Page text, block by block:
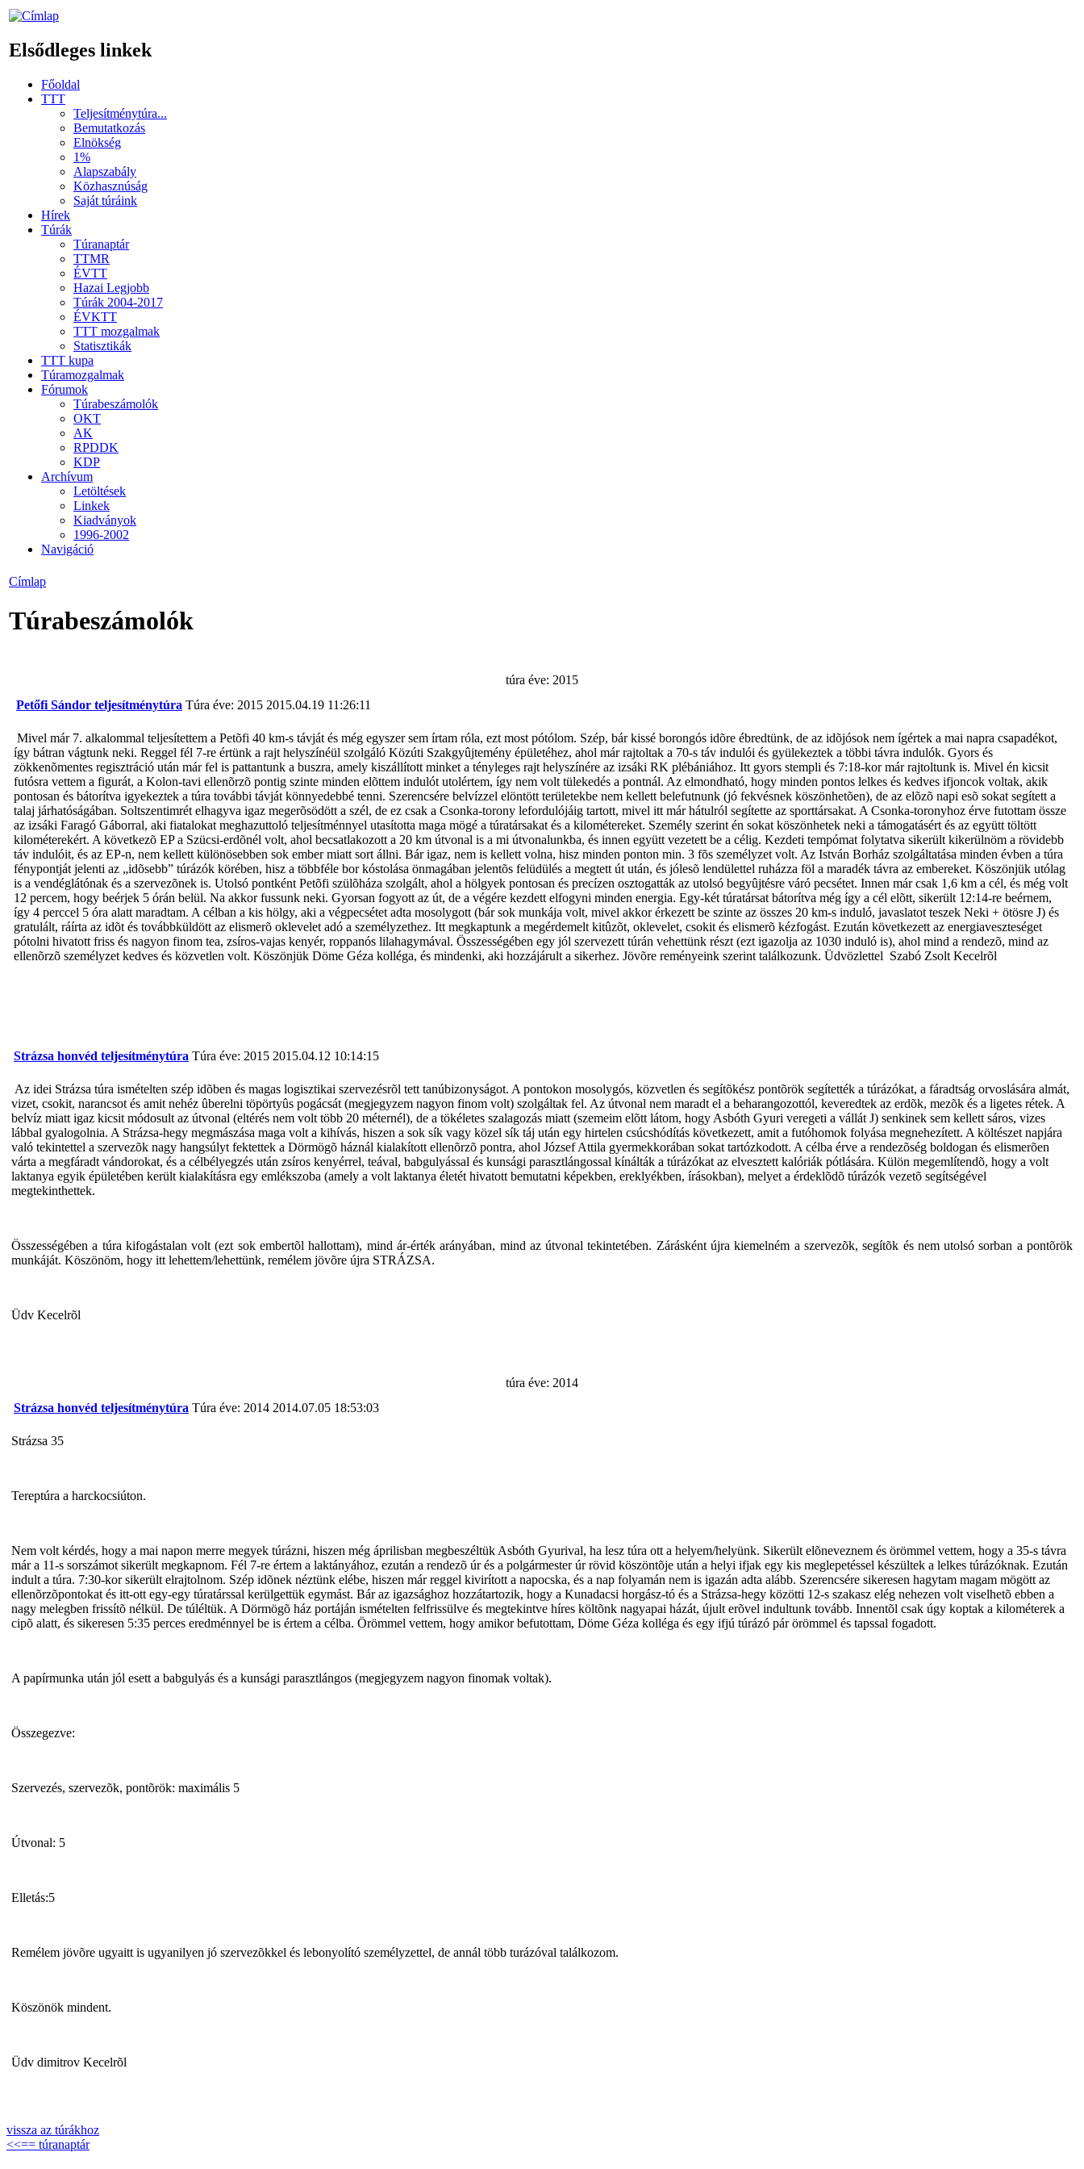
Elsődleges linkek
Főoldal
TTT
Teljesítménytúra...
Bemutatkozás
Elnökség
1%
Alapszabály
Közhasznúság
Saját túráink
Hírek
Túrák
Túranaptár
TTMR
ÉVTT
Hazai Legjobb
Túrák 2004-2017
ÉVKTT
TTT mozgalmak
Statisztikák
TTT kupa
Túramozgalmak
Fórumok
Túrabeszámolók
OKT
AK
RPDDK
KDP
Archívum
Letöltések
Linkek
Kiadványok
1996-2002
Navigáció
Címlap
Túrabeszámolók
túra éve: 2015
Petőfi Sándor teljesítménytúra Túra éve: 2015 2015.04.19 11:26:11
Mivel már 7. alkalommal teljesítettem a Petõfi 40 km-s távját és még egyszer sem írtam róla, ezt most pótólom. Szép, bár kissé borongós idõre ébredtünk, de az idõjósok nem ígértek a mai napra csapadékot,
így bátran vágtunk neki. Reggel fél 7-re értünk a rajt helyszínéül szolgáló Közúti Szakgyûjtemény épületéhez, ahol már rajtoltak a 70-s táv indulói és gyülekeztek a többi távra indulók. Gyors és
zökkenõmentes regisztráció után már fel is pattantunk a buszra, amely kiszállított minket a tényleges rajt helyszínére az izsáki RK plébániához. Itt gyors stempli és 7:18-kor már rajtoltunk is. Mivel én kicsit
futósra vettem a figurát, a Kolon-tavi ellenõrzõ pontig szinte minden elõttem indulót utolértem, így nem volt tülekedés a pontnál. Az elmondható, hogy minden pontos lelkes és kedves ifjoncok voltak, akik
pontosan és bátorítva igyekeztek a túra további távját könnyedebbé tenni. Szerencsére belvízzel elöntött területekbe nem kellett belefutnunk (jó fekvésnek köszönhetõen), de az elõzõ napi esõ sokat segített a
talaj járhatóságában. Soltszentimrét elhagyva igaz megerõsödött a szél, de ez csak a Csonka-torony lefordulójáig tartott, mivel itt már hátulról segítette az sporttársakat. A Csonka-toronyhoz érve futottam össze
az izsáki Faragó Gáborral, aki fiatalokat meghazuttoló teljesítménnyel utasította maga mögé a túratársakat és a kilométereket. Személy szerint én sokat köszönhetek neki a támogatásért és az együtt töltött
kilométerekért. A következõ EP a Szücsi-erdõnél volt, ahol becsatlakozott a 20 km útvonal is a mi útvonalunkba, és innen együtt vezetett be a célig. Kezdeti tempómat folytatva sikerült kikerülnöm a rövidebb
táv indulóit, és az EP-n, nem kellett különösebben sok ember miatt sort állni. Bár igaz, nem is kellett volna, hisz minden ponton min. 3 fõs személyzet volt. Az István Borház szolgáltatása minden évben a túra
fénypontját jelenti az „idõsebb” túrázók körében, hisz a többféle bor kóstolása önmagában jelentõs felüdülés a megtett út után, és jólesõ lendülettel ruházza föl a maradék távra az embereket. Köszönjük utólag
is a vendéglátónak és a szervezõnek is. Utolsó pontként Petõfi szülõháza szolgált, ahol a hölgyek pontosan és precízen osztogatták az utolsó begyûjtésre váró pecsétet. Innen már csak 1,6 km a cél, és még volt
12 percem, hogy beérjek 5 órán belül. Na akkor fussunk neki. Gyorsan fogyott az út, de a végére kezdett elfogyni minden energia. Egy-két túratársat bátorítva még így a cél elõtt, sikerült 12:14-re beérnem,
így 4 perccel 5 óra alatt maradtam. A célban a kis hölgy, aki a végpecsétet adta mosolygott (bár sok munkája volt, mivel akkor érkezett be szinte az összes 20 km-s induló, javaslatot teszek Neki + ötösre J) és
gratulált, ráírta az idõt és továbbküldött az elismerõ oklevelet adó a személyzethez. Itt megkaptunk a megérdemelt kitûzõt, oklevelet, csokit és elismerõ kézfogást. Ezután következett az energiaveszteséget
pótolni hivatott friss és nagyon finom tea, zsíros-vajas kenyér, roppanós lilahagymával. Összességében egy jól szervezett túrán vehettünk részt (ezt igazolja az 1030 induló is), ahol mind a rendezõ, mind az
ellenõrzõ személyzet kedves és közvetlen volt. Köszönjük Döme Géza kolléga, és mindenki, aki hozzájárult a sikerhez. Jövõre reményeink szerint találkozunk. Üdvözlettel Szabó Zsolt Kecelrõl
Strázsa honvéd teljesítménytúra Túra éve: 2015 2015.04.12 10:14:15
Az idei Strázsa túra ismételten szép idõben és magas logisztikai szervezésrõl tett tanúbizonyságot. A pontokon mosolygós, közvetlen és segítõkész pontõrök segítették a túrázókat, a fáradtság orvoslására almát,
vizet, csokit, narancsot és amit nehéz ûberelni töpörtyûs pogácsát (megjegyzem nagyon finom volt) szolgáltak fel. Az útvonal nem maradt el a beharangozottól, keveredtek az erdõk, mezõk és a ligetes rétek. A
belvíz miatt igaz kicsit módosult az útvonal (eltérés nem volt több 20 méternél), de a tökéletes szalagozás miatt (szemeim elõtt látom, hogy Asbóth Gyuri veregeti a vállát J) senkinek sem kellett sáros, vizes
lábbal gyalogolnia. A Strázsa-hegy megmászása maga volt a kihívás, hiszen a sok sík vagy közel sík táj után egy hirtelen csúcshódítás következett, amit a futóhomok folyása megnehezített. A költészet napjára
való tekintettel a szervezõk nagy hangsúlyt fektettek a Dörmögõ háznál kialakított ellenõrzõ pontra, ahol József Attila gyermekkorában sokat tartózkodott. A célba érve a rendezõség boldogan és elismerõen
várta a megfáradt vándorokat, és a célbélyegzés után zsíros kenyérrel, teával, babgulyással és kunsági parasztlángossal kínálták a túrázókat az elvesztett kalóriák pótlására. Külön megemlítendõ, hogy a volt
laktanya egyik épületében került kialakításra egy emlékszoba (amely a volt laktanya életét hivatott bemutatni képekben, ereklyékben, írásokban), melyet a érdeklõdõ túrázók vezetõ segítségével
megtekinthettek.
Összességében a túra kifogástalan volt (ezt sok embertõl hallottam), mind ár-érték arányában, mind az útvonal tekintetében. Zárásként újra kiemelném a szervezõk, segítõk és nem utolsó sorban a pontõrök
munkáját. Köszönöm, hogy itt lehettem/lehettünk, remélem jövõre újra STRÁZSA.
Üdv Kecelrõl
túra éve: 2014
Strázsa honvéd teljesítménytúra Túra éve: 2014 2014.07.05 18:53:03
Strázsa 35
Tereptúra a harckocsiúton.
Nem volt kérdés, hogy a mai napon merre megyek túrázni, hiszen még áprilisban megbeszéltük Asbóth Gyurival, ha lesz túra ott a helyem/helyünk. Sikerült elõneveznem és örömmel vettem, hogy a 35-s távra
már a 11-s sorszámot sikerült megkapnom. Fél 7-re értem a laktányához, ezután a rendezõ úr és a polgármester úr rövid köszöntõje után a helyi ifjak egy kis meglepetéssel készültek a lelkes túrázóknak. Ezután
indult a túra. 7:30-kor sikerült elrajtolnom. Szép idõnek néztünk elébe, hiszen már reggel kivirított a napocska, és a nap folyamán nem is igazán adta alább. Szerencsére sikeresen hagytam magam mögött az
ellenõrzõpontokat és itt-ott egy-egy túratárssal kerülgettük egymást. Bár az igazsághoz hozzátartozik, hogy a Kunadacsi horgász-tó és a Strázsa-hegy közötti 12-s szakasz elég nehezen volt viselhetõ ebben a
nagy melegben frissítõ nélkül. De túléltük. A Dörmögõ ház portáján ismételten felfrissülve és megtekintve híres költõnk nagyapai házát, újult erõvel indultunk tovább. Innentõl csak úgy koptak a kilométerek a
cipõ alatt, és sikeresen 5:35 perces eredménnyel be is értem a célba. Örömmel vettem, hogy amikor befutottam, Döme Géza kolléga és egy ifjú túrázó pár örömmel és tapssal fogadott.
A papírmunka után jól esett a babgulyás és a kunsági parasztlángos (megjegyzem nagyon finomak voltak).
Összegezve:
Szervezés, szervezõk, pontõrök: maximális 5
Útvonal: 5
Elletás:5
Remélem jövõre ugyaitt is ugyanilyen jó szervezõkkel és lebonyolító személyzettel, de annál több turázóval találkozom.
Köszönök mindent.
Üdv dimitrov Kecelrõl
vissza az túrákhoz
<<== túranaptár